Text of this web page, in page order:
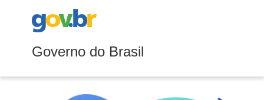
Governo do Brasil